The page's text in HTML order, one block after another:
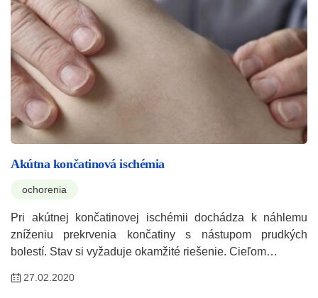
Akútna končatinová ischémia
ochorenia
Pri akútnej končatinovej ischémii dochádza k náhlemu
zníženiu prekrvenia končatiny s nástupom prudkých
bolestí. Stav si vyžaduje okamžité riešenie. Cieľom…
27.02.2020